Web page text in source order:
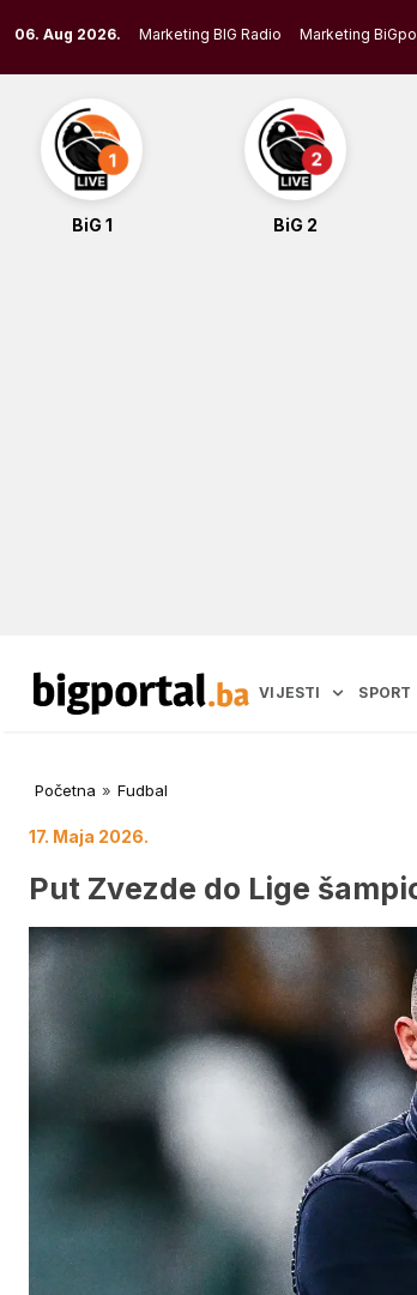
to
content
06. Aug 2026. Marketing BIG Radio Marketing
BiG 1 BiG 2
VIJESTI SPORT
Početna » Fudbal
17. Maja 2026.
Put Zvezde do Lige